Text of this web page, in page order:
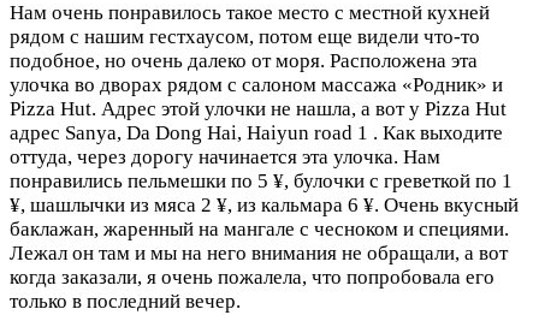
Нам очень понравилось такое место с местной кухней
рядом с нашим гестхаусом, потом еще видели что-то
подобное, но очень далеко от моря. Расположена эта
улочка во дворах рядом с салоном массажа «Родник» и
Pizza Hut. Адрес этой улочки не нашла, а вот у Pizza Hut
адрес Sanya, Da Dong Hai, Haiyun road 1 . Как выходите
оттуда, через дорогу начинается эта улочка. Нам
понравились пельмешки по 5 ¥, булочки с греветкой по 1
¥, шашлычки из мяса 2 ¥, из кальмара 6 ¥. Очень вкусный
баклажан, жаренный на мангале с чесноком и специями.
Лежал он там и мы на него внимания не обращали, а вот
когда заказали, я очень пожалела, что попробовала его
только в последний вечер.